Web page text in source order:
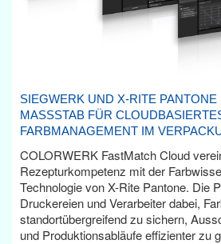
SIEGWERK UND X-RITE
MASSSTAB FÜR CLOUDBASIERTES
ARBMANAGEMENT IM
COLORWERK FastMatch Cloud
Rezepturkompetenz mit der
Technologie von X-Rite Pantone. Die
Druckereien und Verarbeiter dabei,
standortübergreifend zu sichern,
und Produktionsabläufe effizienter zu